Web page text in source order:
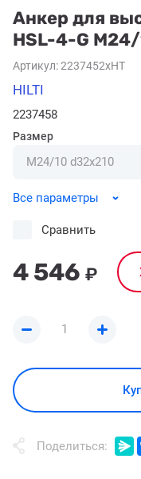
Анкер для
HSL-4-G
Артикул:2237452xHT
HILTI
2237458
Размер
Все параметры
4 546 ₽
Сравнить
Поделиться: